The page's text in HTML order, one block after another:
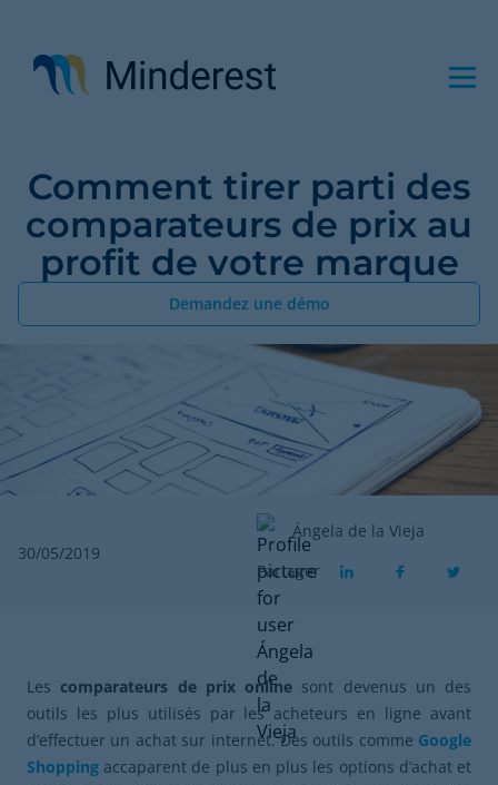
contenu
principal
Comment tirer parti des
comparateurs de prix au
profit de votre marque
Demandez une démo
30/05/2019
Ángela de la Vieja
Partager
Les comparateurs de prix online sont devenus un des
outils les plus utilisés par les acheteurs en ligne avant
d’effectuer un achat sur internet. Des outils comme Google
Shopping accaparent de plus en plus les options d’achat et